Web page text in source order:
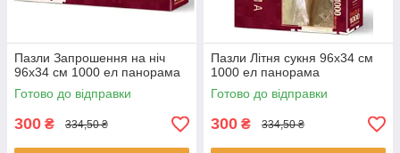
Пазли Запрошення на ніч
96х34 см 1000 ел панорама
Готово до відправки
300 ₴ 334,50 ₴
Пазли Літня сукня 96х34 см
1000 ел панорама
Готово до відправки
300 ₴ 334,50 ₴